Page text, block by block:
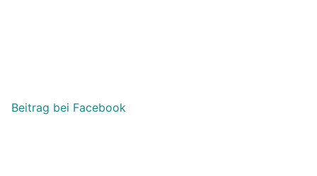
Beitrag bei Facebook